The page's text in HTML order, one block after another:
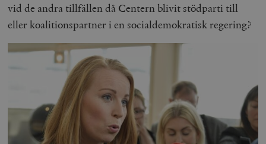
vid de andra tillfällen då Centern blivit stödparti till
eller koalitionspartner i en socialdemokratisk regering?